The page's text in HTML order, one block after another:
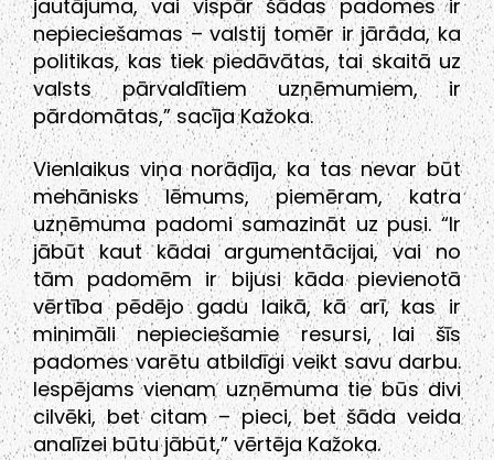
jautājuma, vai vispār šādas padomes ir
nepieciešamas – valstij tomēr ir jārāda, ka
politikas, kas tiek piedāvātas, tai skaitā uz
valsts pārvaldītiem uzņēmumiem, ir
pārdomātas,” sacīja Kažoka.
Vienlaikus viņa norādīja, ka tas nevar būt
mehānisks lēmums, piemēram, katra
uzņēmuma padomi samazināt uz pusi. “Ir
jābūt kaut kādai argumentācijai, vai no
tām padomēm ir bijusi kāda pievienotā
vērtība pēdējo gadu laikā, kā arī, kas ir
minimāli nepieciešamie resursi, lai šīs
padomes varētu atbildīgi veikt savu darbu.
Iespējams vienam uzņēmuma tie būs divi
cilvēki, bet citam – pieci, bet šāda veida
analīzei būtu jābūt,” vērtēja Kažoka.